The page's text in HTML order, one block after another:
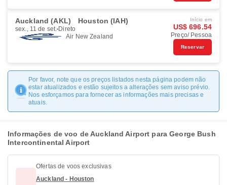
Auckland (AKL) Houston (IAH)
sex., 11 de set. Direto
Air New Zealand
Início em
US$ 696.54
Preço/ Pessoa
Reservar
Por favor, note que os preços listados nesta página podem não
estar atualizados e estão sujeitos a alterações sem aviso prévio.
Nos esforçamos para fornecer as informações mais precisas e
atuais.
Informações de voo de Auckland Airport para George Bush
Intercontinental Airport
Ofertas de voos exclusivas
Auckland - Houston